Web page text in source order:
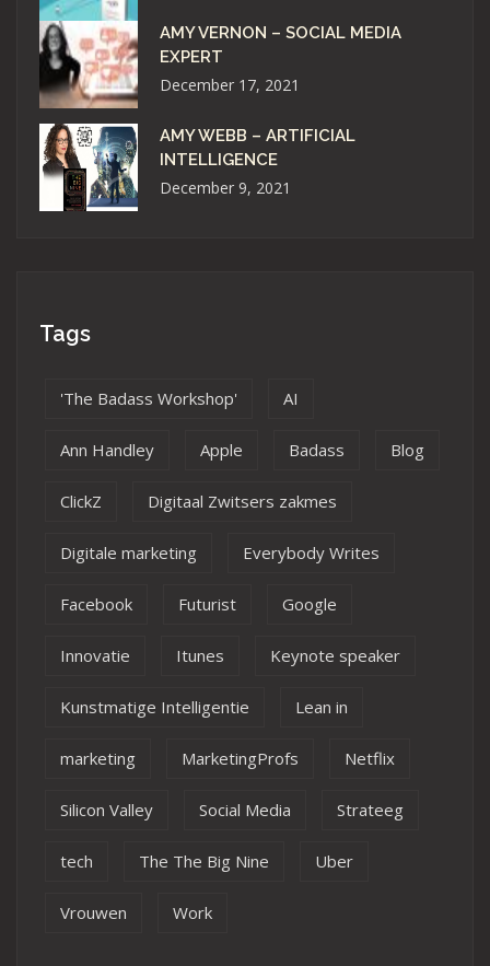
AMY VERNON – SOCIAL MEDIA
EXPERT
December 17, 2021
AMY WEBB – ARTIFICIAL
INTELLIGENCE
December 9, 2021
Tags
'The Badass Workshop' AI
Ann Handley Apple Badass Blog
ClickZ Digitaal Zwitsers zakmes
Digitale marketing Everybody Writes
Facebook Futurist Google
Innovatie Itunes Keynote speaker
Kunstmatige Intelligentie Lean in
marketing MarketingProfs Netflix
Silicon Valley Social Media Strateeg
tech The The Big Nine Uber
Vrouwen Work